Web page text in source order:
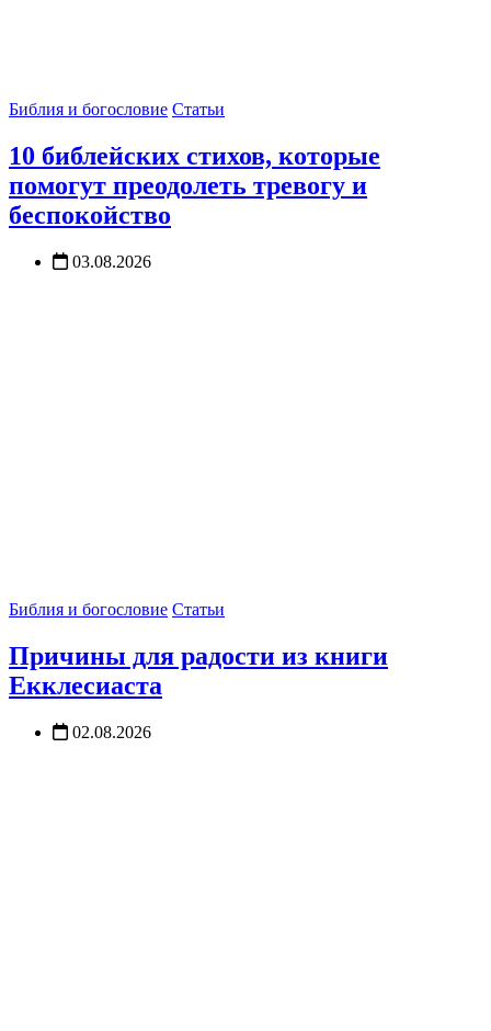
Библия и богословие Статьи
10 библейских стихов, которые
помогут преодолеть тревогу и
беспокойство
03.08.2026
Библия и богословие Статьи
Причины для радости из книги
Екклесиаста
02.08.2026